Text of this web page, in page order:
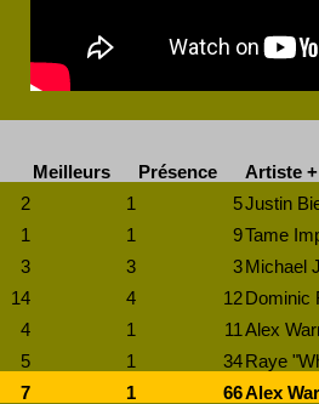
Meilleurs Présence
Artiste
2 1 5Justin
1 1 9Tame
3 3 3 Michael
14 4 12 Dominic
4 1 11 Alex
5 1 34 Raye
7 1 66Alex